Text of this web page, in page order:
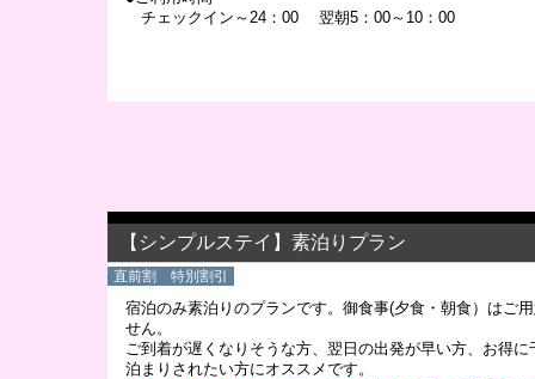
チェックイン～24：00 翌朝5：00～10：00
【シンプルステイ】素泊りプラン
直前割 特別割引
宿泊のみ素泊りのプランです。御食事(夕食・朝食）はご
せん。
ご到着が遅くなりそうな方、翌日の出発が早い方、お得に
泊まりされたい方にオススメです。